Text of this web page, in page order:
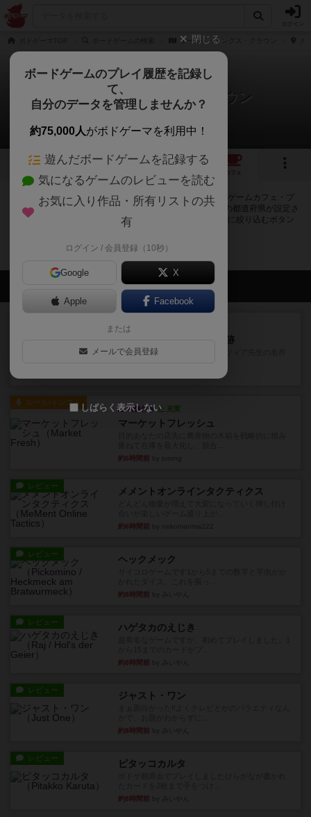
オールド・キングス・クラウン
オールド・キングス・クラウン
0店のカフェ/スペースが提供中
1
カフェ
オールド・キングス・クラウンで遊ぶことができるボードゲームカフェ・プ
レイスペースが0店登録されています。公開プロフィールの都道府県が設定さ
れたアカウントでログインすると、同じ都道府県内の店舗に絞り込むボタン
会員の新しい投稿
充実
アルナックの失われし遺跡
アナログ対人プレイ数回。クニツィア先生の名作
ルール/インスト
画像付き 充実
マーケットフレッシュ
約6時間前
レビュー メメントオンラインタクティクス
約6時間前
レビュー ヘックメック
約8時間前
レビュー ハゲタカのえじき
約8時間前
レビュー ジャスト・ワン
約8時間前
レビュー ピタッコカルタ
約8時間前
閉じる
ボードゲームのプレイ履歴を記録し
て、
自分のデータを管理しませんか？
約75,000人がボドゲーマを利用中！
遊んだボードゲームを記録する
気になるゲームのレビューを読む
お気に入り作品・所有リストの共
有
ログイン / 会員登録（10秒）
Google X
Apple Facebook
または
メールで会員登録
しばらく表示しない